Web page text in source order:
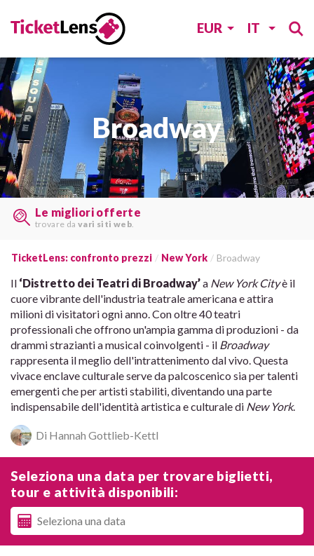
EUR IT
Broadway
Trovate i biglietti last minute
sumolti siti web
TicketLens: confronto prezzi New York Broadway
Il ‘Distretto dei Teatri di Broadway’a New York Cityè il
cuore vibrante dell'industria teatrale americana e attira
milioni di visitatori ogni anno. Con oltre 40 teatri
professionali che offrono un'ampia gamma di produzioni - da
drammi strazianti a musical coinvolgenti - il Broadway
rappresenta il meglio dell'intrattenimento dal vivo. Questa
vivace enclave culturale serve da palcoscenico sia per talenti
emergenti che per artisti stabiliti, diventando una parte
indispensabile dell'identità artistica e culturale di New York.
Di Hannah Gottlieb-Kettl
Seleziona una data per trovare biglietti,
tour e attività disponibili: